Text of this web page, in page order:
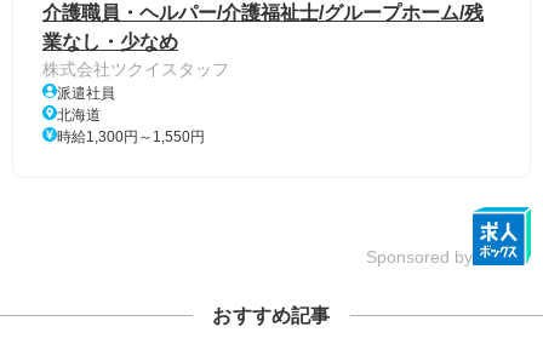
介護職員・ヘルパー/介護福祉士/グループホーム/残
業なし・少なめ
株式会社ツクイスタッフ
派遣社員
北海道
時給1,300円～1,550円
Sponsored by
おすすめ記事